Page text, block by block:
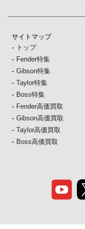
サイトマップ
- トップ
- Fender特集
-Gibson特集
-Taylor特集
- Boss特集
- Fender高価買取
-Gibson高価買取
-Taylor高価買取
- Boss高価買取